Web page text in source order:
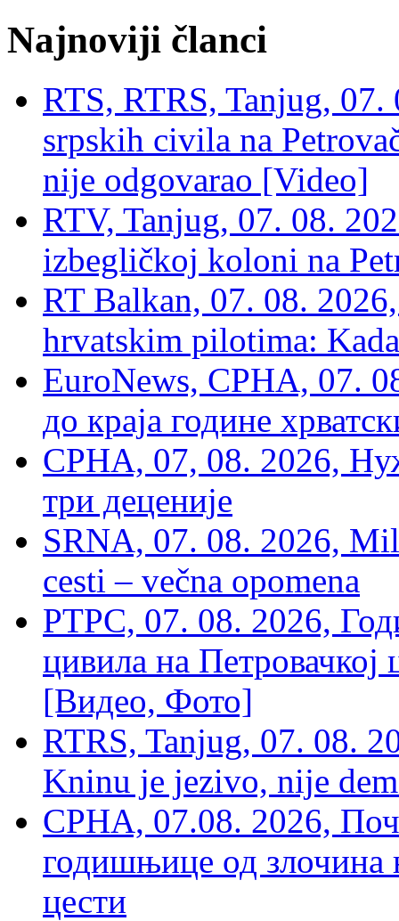
Najnoviji članci
RTS, RTRS, Tanjug,
srpskih civila na
nije odgovarao [Video]
RTV, Tanjug, 07. 08.
izbegličkoj koloni na
RT Balkan, 07. 08.
hrvatskim pilotima:
EuroNews, СРНА, 07.
до краја године
СРНА, 07, 08. 2026,
три деценије
SRNA, 07. 08. 2026,
cesti – večna opomena
РТРС, 07. 08. 2026,
цивила на Петровачкој
[Видео, Фото]
RTRS, Tanjug, 07. 08.
Kninu je jezivo, nije
СРНА, 07.08. 2026,
годишњице од злочина
цести